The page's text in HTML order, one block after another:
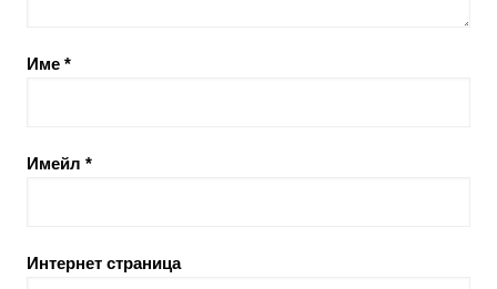
Име *
Имейл *
Интернет страница